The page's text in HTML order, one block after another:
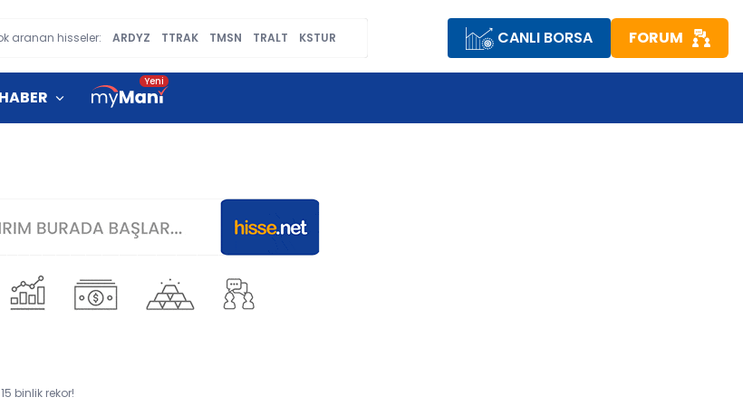
aranan hisseler: ARDYZ TTRAK TMSN TRALT KSTUR CANLI BORSA FORUM
HABER
binlik rekor!